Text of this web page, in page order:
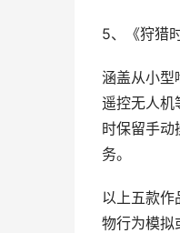
5、《狩猎
涵盖从小型
遥控无人机
时保留手动
务。
以上五款作
物行为模拟